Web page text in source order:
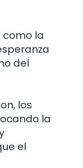
como la
del
los
la
el